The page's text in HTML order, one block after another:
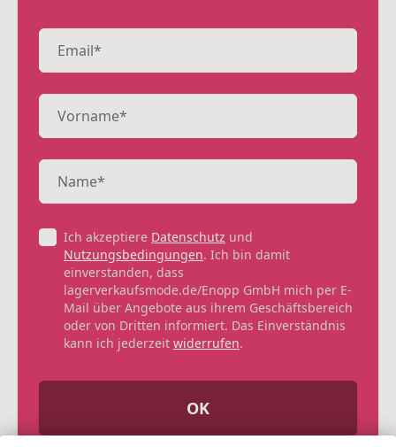
Ich akzeptiere Datenschutz und
Nutzungsbedingungen. Ich bin damit
einverstanden, dass
lagerverkaufsmode.de/Enopp GmbH mich per E-
Mail über Angebote aus ihrem Geschäftsbereich
oder von Dritten informiert. Das Einverständnis
kann ich jederzeit widerrufen.
OK